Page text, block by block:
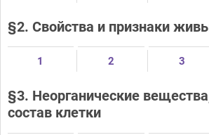
§2. Свойства и признаки
1 2 3
§3. Неорганические
состав клетки